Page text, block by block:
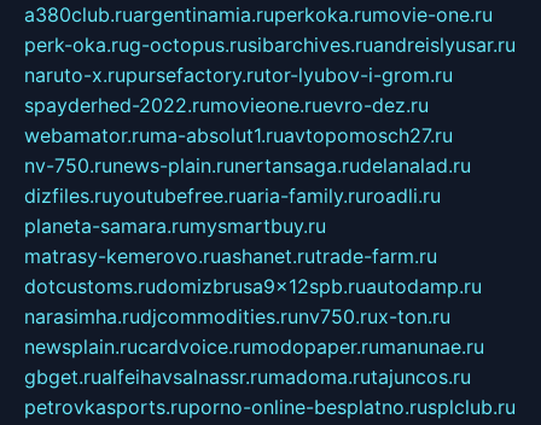
a380club.ruargentinamia.ruperkoka.rumovie-one.ru
perk-oka.rug-octopus.rusibarchives.ruandreislyusar.ru
naruto-x.rupursefactory.rutor-lyubov-i-grom.ru
spayderhed-2022.rumovieone.ruevro-dez.ru
webamator.ruma-absolut1.ruavtopomosch27.ru
nv-750.runews-plain.runertansaga.rudelanalad.ru
dizfiles.ruyoutubefree.ruaria-family.ruroadli.ru
planeta-samara.rumysmartbuy.ru
matrasy-kemerovo.ruashanet.rutrade-farm.ru
dotcustoms.rudomizbrusa9x12spb.ruautodamp.ru
narasimha.rudjcommodities.runv750.rux-ton.ru
newsplain.rucardvoice.rumodopaper.rumanunae.ru
gbget.rualfeihavsalnassr.rumadoma.rutajuncos.ru
petrovkasports.ruporno-online-besplatno.rusplclub.ru